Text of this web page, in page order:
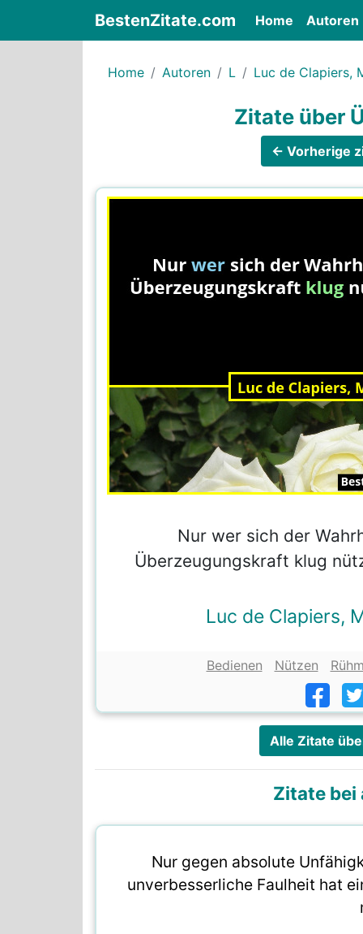
BestenZitate.com Home (current)
Autoren
Home Autoren L Luc de Clapiers,
Zitate über
← Vorherige
Nur wer sich der
Überzeugungskraft klug
Luc de Clapiers,
Bedienen Nützen
Alle Zitate
Zitate bei
Nur gegen absolute
unverbesserliche Faulheit hat